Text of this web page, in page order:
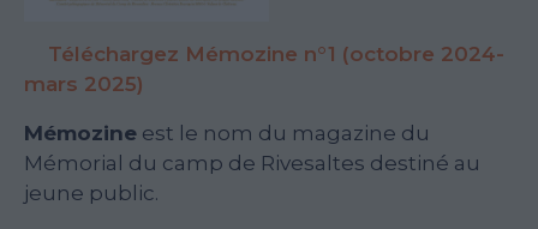
Téléchargez Mémozine n°1 (octobre 2024-
mars 2025)
Mémozine est le nom du magazine du
Mémorial du camp de Rivesaltes destiné au
jeune public.